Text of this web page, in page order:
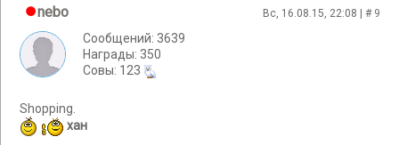
nebo Вс, 16.08.15, 22:08 | # 9
Сообщений: 3639
Награды: 350
Cовы: 123
Shopping.
хан